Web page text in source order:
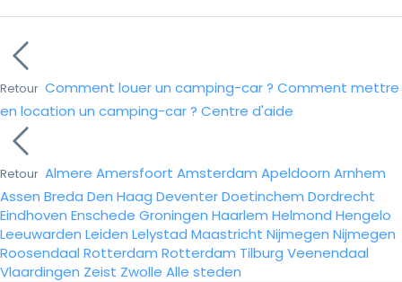
Retour Comment louer un camping-car ? Comment mettre
en location un camping-car ? Centre d'aide
Retour Almere Amersfoort Amsterdam Apeldoorn Arnhem
Assen Breda Den Haag DeventerDoetinchem Dordrecht
Eindhoven Enschede Groningen Haarlem Helmond Hengelo
Leeuwarden Leiden Lelystad Maastricht Nijmegen Nijmegen
Roosendaal Rotterdam Rotterdam Tilburg Veenendaal
Vlaardingen Zeist Zwolle Alle steden